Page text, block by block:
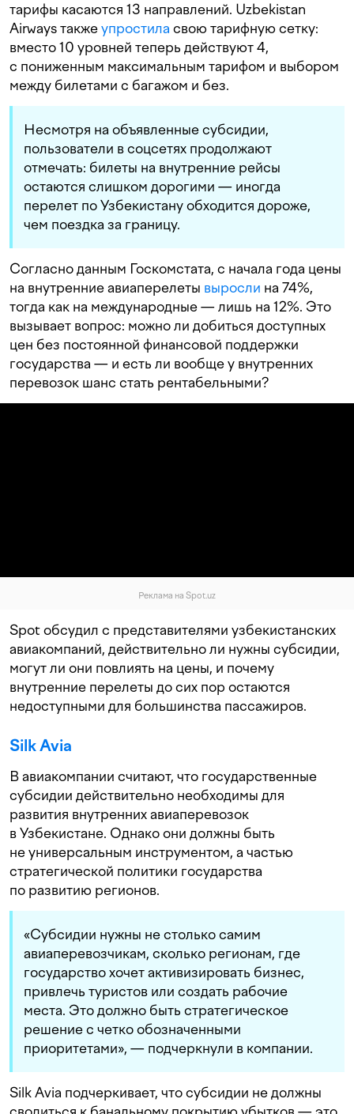
тарифы касаются 13 направлений. Uzbekistan
Airways такжеупростила свою тарифную сетку:
вместо 10 уровней теперь действуют 4,
с пониженным максимальным тарифом и выбором
между билетами с багажом и без.
Несмотря на объявленные субсидии,
пользователи в соцсетях продолжают
отмечать: билеты на внутренние рейсы
остаются слишком дорогими — иногда
перелет по Узбекистану обходится дороже,
чем поездка за границу.
Согласно данным Госкомстата, с начала года цены
на внутренние авиаперелеты выросли на 74%,
тогда как на международные — лишь на 12%. Это
вызывает вопрос: можно ли добиться доступных
цен без постоянной финансовой поддержки
государства — и есть ли вообще у внутренних
перевозок шанс стать рентабельными?
Реклама на Spot.uz
Spot обсудил с представителями узбекистанских
авиакомпаний, действительно ли нужны субсидии,
могут ли они повлиять на цены, и почему
внутренние перелеты до сих пор остаются
недоступными для большинства пассажиров.
Silk Avia
В авиакомпании считают, что государственные
субсидии действительно необходимы для
развития внутренних авиаперевозок
в Узбекистане. Однако они должны быть
не универсальным инструментом, а частью
стратегической политики государства
по развитию регионов.
«Субсидии нужны не столько самим
авиаперевозчикам, сколько регионам, где
государство хочет активизировать бизнес,
привлечь туристов или создать рабочие
места. Это должно быть стратегическое
решение с четко обозначенными
приоритетами», — подчеркнули в компании.
Silk Avia подчеркивает, что субсидии не должны